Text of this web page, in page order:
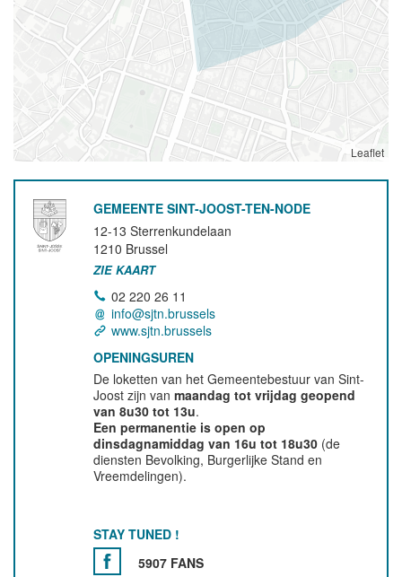
Leaflet
GEMEENTE SINT-JOOST-TEN-NODE
12-13 Sterrenkundelaan
1210 Brussel
ZIE KAART
02 220 26 11
info@sjtn.brussels
www.sjtn.brussels
OPENINGSUREN
De loketten van het Gemeentebestuur van Sint-
Joost zijn vanmaandag tot vrijdag geopend
van 8u30 tot 13u.
Een permanentie is open op
dinsdagnamiddag van 16u tot 18u30 (de
diensten Bevolking, Burgerlijke Stand en
Vreemdelingen).
STAY TUNED !
5907 FANS